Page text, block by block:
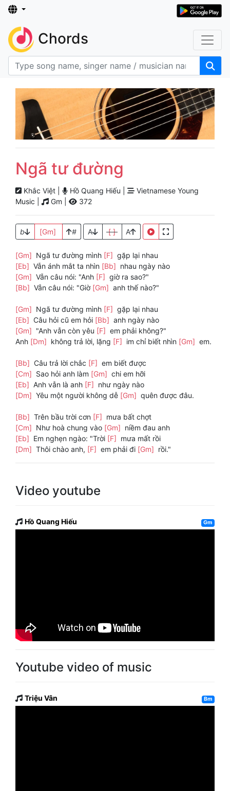
Chords
Ngã tư đường
Khắc Việt | Hồ Quang Hiếu |
Vietnamese Young
Music |
Gm | 372
b [Gm] # A [ ] A
[Gm] Ngã tư đường mình [F] gặp lại nhau
[Eb] Vẫn ánh mắt ta nhìn [Bb] nhau ngày nào
[Gm] Vẫn câu nói: "Anh [F] giờ ra sao?"
[Bb] Vẫn câu nói: "Giờ [Gm] anh thế nào?"
[Gm] Ngã tư đường mình [F] gặp lại nhau
[Eb] Câu hỏi cũ em hỏi [Bb] anh ngày nào
[Gm] "Anh vẫn còn yêu [F] em phải không?"
Anh [Dm] không trả lời, lặng [F] im chỉ biết nhìn [Gm] em.
[Bb] Câu trả lời chắc [F] em biết được
[Cm] Sao hỏi anh làm [Gm] chi em hỡi
[Eb] Anh vẫn là anh [F] như ngày nào
[Dm] Yêu một người không dễ [Gm] quên được đâu.
[Bb] Trên bầu trời cơn [F] mưa bất chợt
[Cm] Như hoà chung vào [Gm] niềm đau anh
[Eb] Em nghẹn ngào: "Trời [F] mưa mất rồi
[Dm] Thôi chào anh, [F] em phải đi [Gm] rồi."
Video youtube
Hồ Quang Hiếu Gm
Youtube video of music
Triệu Vân Bm